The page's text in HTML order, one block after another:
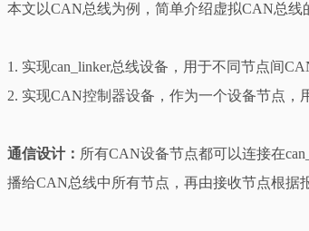
本文以CAN总线为例，简单介绍虚拟CAN总线
1. 实现can_linker总线设备，用于不同节点间
2. 实现CAN控制器设备，作为一个设备节点，
通信设计： 所有CAN设备节点都可以连接在
播给CAN总线中所有节点，再由接收节点根据